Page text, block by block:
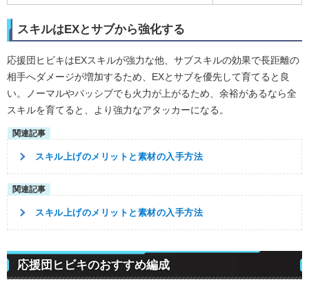
スキルはEXとサブから強化する
応援団ヒビキはEXスキルが強力な他、サブスキルの効果で長距離の
相手へダメージが増加するため、EXとサブを優先して育てると良
い。ノーマルやパッシブでも火力が上がるため、余裕があるなら全
スキルを育てると、より強力なアタッカーになる。
スキル上げのメリットと素材の入手方法
スキル上げのメリットと素材の入手方法
応援団ヒビキのおすすめ編成